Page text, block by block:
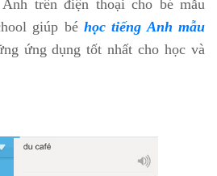
trên điện thoại cho bé mẫu
giúp bé học tiếng Anh mẫu
ứng dụng tốt nhất cho học và